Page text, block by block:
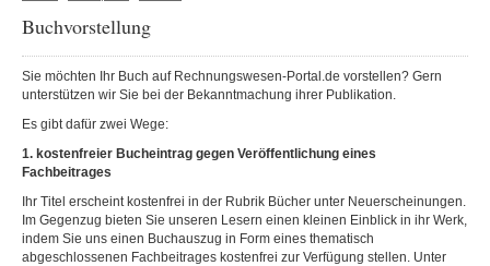
Buchvorstellung
Sie möchten Ihr Buch auf Rechnungswesen-Portal.de vorstellen? Gern
unterstützen wir Sie bei der Bekanntmachung ihrer Publikation.
Es gibt dafür zwei Wege:
1. kostenfreier Bucheintrag gegen Veröffentlichung eines
Fachbeitrages
Ihr Titel erscheint kostenfrei in der Rubrik Bücher unter Neuerscheinungen.
Im Gegenzug bieten Sie unseren Lesern einen kleinen Einblick in ihr Werk,
indem Sie uns einen Buchauszug in Form eines thematisch
abgeschlossenen Fachbeitrages kostenfrei zur Verfügung stellen. Unter